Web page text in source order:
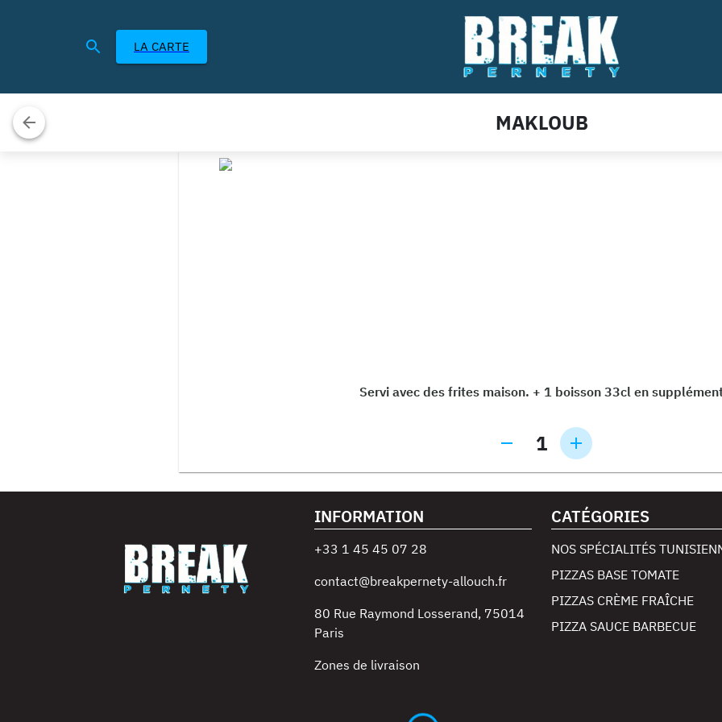
LA CARTE
MAKLOUB
Servi avec des frites maison. + 1 boisson 33cl en
1
INFORMATION
+33 1 45 45 07 28
contact@breakpernety-allouch.fr
80 Rue Raymond Losserand, 75014
Paris
Zones de livraison
CATÉGORIES
NOS SPÉCIALITÉS
PIZZAS BASE TOMATE
PIZZAS CRÈME FRAÎCHE
PIZZA SAUCE BARBECUE